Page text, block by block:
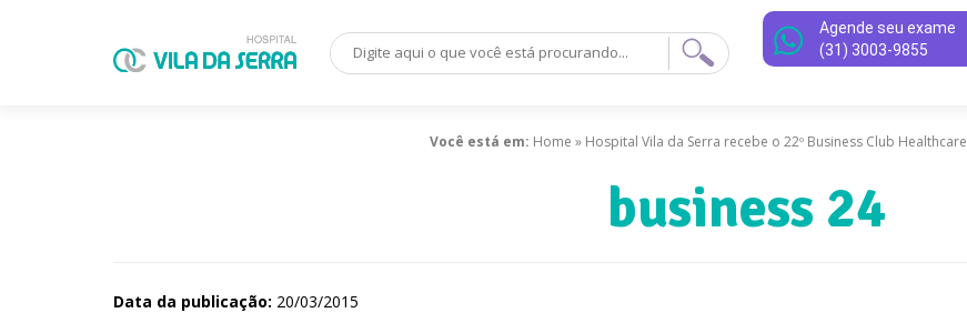
Agende seu exame
(31) 3003-9855
Você está em: Home » Hospital Vila da Serra recebe o 22º Business Club Healthcare
business 24
Data da publicação: 20/03/2015